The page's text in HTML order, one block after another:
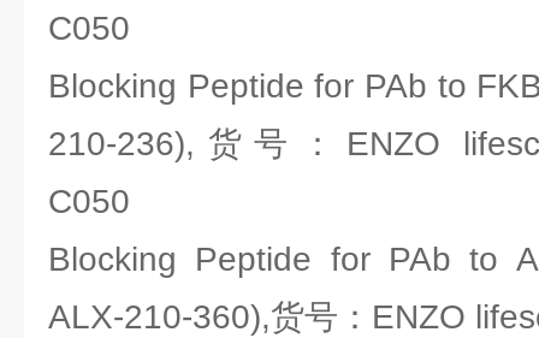
C050
Blocking Peptide for PAb to
210-236),货号：ENZO
C050
Blocking Peptide for PAb to
ALX-210-360),货号：ENZO